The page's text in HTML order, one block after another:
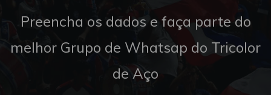
Preencha os dados e faça parte do
melhor Grupo de Whatsap do Tricolor
de Aço